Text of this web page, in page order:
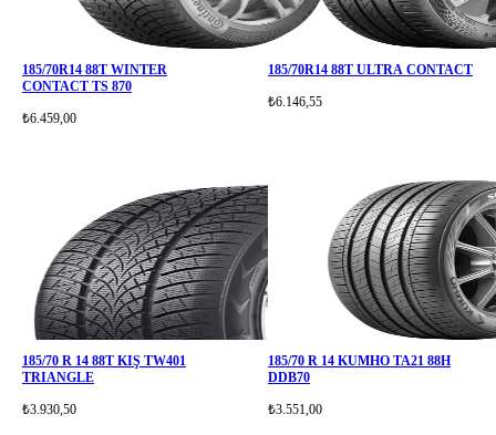
185/70R14 88T WINTER
CONTACT TS 870
₺6.459,00
185/70R14 88T ULTRA CONTACT
₺6.146,55
185/70 R 14 88T KIŞ TW401
TRIANGLE
₺3.930,50
185/70 R 14 KUMHO TA21 88H
DDB70
₺3.551,00